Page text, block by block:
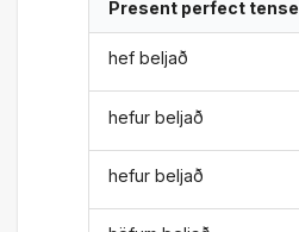
Present perfect tense
hef beljað
hefur beljað
hefur beljað